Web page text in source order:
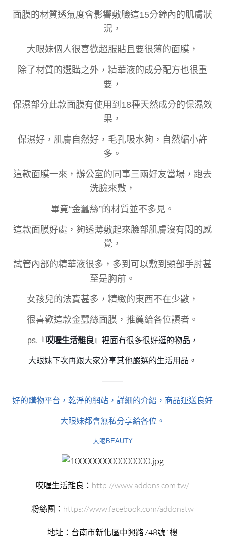
面膜的材質透氣度會影響敷臉這15分鐘內的肌膚狀
況，
大眼妹個人很喜歡超服貼且要很薄的面膜，
除了材質的選購之外，精華液的成分配方也很重
要，
保濕部分此款面膜有使用到18種天然成分的保濕效
果，
保濕好，肌膚自然好，毛孔吸水夠，自然縮小許
多。
這款面膜一來，辦公室的同事三兩好友當場，跑去
洗臉來敷，
畢竟“金蠶絲”的材質並不多見。
這款面膜好處，夠透薄敷起來臉部肌膚沒有悶的感
覺，
試管內部的精華液很多，多到可以敷到頸部手肘甚
至是胸前。
女孩兒的法寶甚多，精緻的東西不在少數，
很喜歡這款金蠶絲面膜，推薦給各位讀者。
ps.『哎喔生活雜良 』裡面有很多很好逛的物品，
大眼妹下次再跟大家分享其他嚴選的生活用品。
——–
好的購物平台，乾淨的網站，詳細的介紹，商品運送良好
大眼妹都會無私分享給各位。
大眼BEAUTY
哎喔生活雜良： http://www.addons.com.tw/
粉絲團： https://www.facebook.com/addonstw
地址：台南市新化區中興路748號1樓